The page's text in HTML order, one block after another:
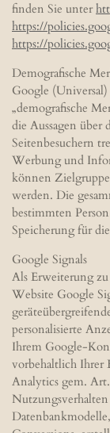
finden Sie unter
https://
https://
Demografische
Google
„demografische
die Aussagen über
Seitenbesuchern
Werbung und
können
werden. Die
bestimmten
Speicherung für
Google Signals
Als Erweiterung
Website Google
personalisierte
Ihrem Google-
vorbehaltlich
Analytics gem.